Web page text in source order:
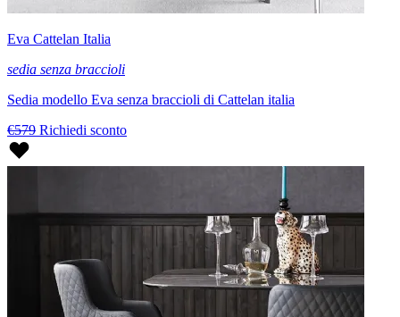
Eva Cattelan Italia
sedia senza braccioli
Sedia modello Eva senza braccioli di Cattelan italia
€579 Richiedi sconto